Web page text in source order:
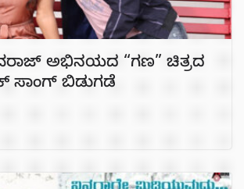
ಅಭಿನಯದ “ಗಣ” ಚಿತ್ರದ
ಸಾಂಗ್ ಬಿಡುಗಡೆ